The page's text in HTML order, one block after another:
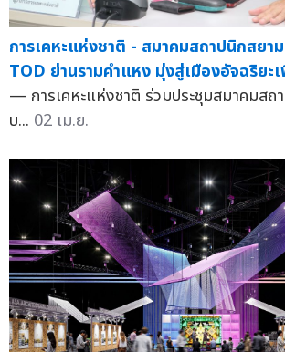
การเคหะแห่งชาติ - สมาคมสถาปนิกสย
TOD ย่านรามคำแหง มุ่งสู่เมืองอัจฉริยะ
— การเคหะแห่งชาติ ร่วมประชุมสมาคมสถ
บ... 02 เม.ย.